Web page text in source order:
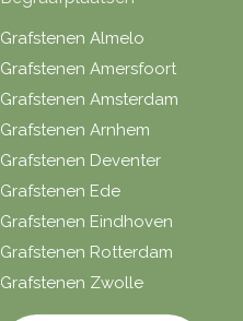
Grafstenen Almelo
Grafstenen Amersfoort
Grafstenen Amsterdam
Grafstenen Arnhem
Grafstenen Deventer
Grafstenen Ede
Grafstenen Eindhoven
Grafstenen Rotterdam
Grafstenen Zwolle